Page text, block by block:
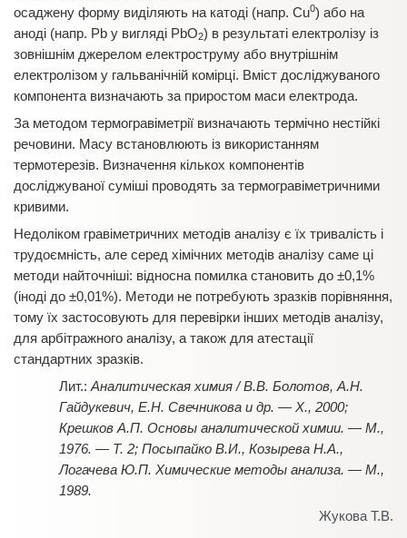
осаджену форму виділяють на катоді (напр. Cu0) або на
аноді (напр. Pb у вигляді PbO2) в результаті електролізу із
зовнішнім джерелом електроструму або внутрішнім
електролізом у гальванічній комірці. Вміст досліджуваного
компонента визначають за приростом маси електрода.
За методом термогравіметрії визначають термічно нестійкі
речовини. Масу встановлюють із використанням
термотерезів. Визначення кількох компонентів
досліджуваної суміші проводять за термогравіметричними
кривими.
Недоліком гравіметричних методів аналізу є їх тривалість і
трудоємність, але серед хімічних методів аналізу саме ці
методи найточніші: відносна помилка становить до ±0,1%
(іноді до ±0,01%). Методи не потребують зразків порівняння,
тому їх застосовують для перевірки інших методів аналізу,
для арбітражного аналізу, а також для атестації
стандартних зразків.
Аналитическая химия / В.В. Болотов, А.Н.
Гайдукевич, Е.Н. Свечникова и др. — Х., 2000;
Крешков А.П. Основы аналитической химии. — М.,
1976. — Т. 2; Посыпайко В.И., Козырева Н.А.,
Логачева Ю.П. Химические методы анализа. — М.,
1989.
Жукова Т.В.